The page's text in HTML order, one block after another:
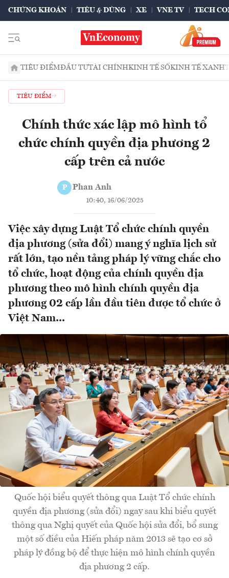
CHỨNG KHOÁN TIÊU & DÙNG XE VNE TV TECH
TIÊU ĐIỂMĐẦU TƯTÀI CHÍNHKINH TẾ SỐKINH TẾ XANH
TIÊU ĐIỂM
Chính thức xác lập mô hình tổ
chức chính quyền địa phương 2
cấp trên cả nước
P Phan Anh
10:40, 16/06/2025
Việc xây dựng Luật Tổ chức chính quyền
địa phương (sửa đổi) mang ý nghĩa lịch sử
rất lớn, tạo nền tảng pháp lý vững chắc cho
tổ chức, hoạt động của chính quyền địa
phương theo mô hình chính quyền địa
phương 02 cấp lần đầu tiên được tổ chức ở
Việt Nam...
Quốc hội biểu quyết thông qua Luật Tổ chức chính
quyền địa phương (sửa đổi) ngay sau khi biểu quyết
thông qua Nghị quyết của Quốc hội sửa đổi, bổ sung
một số điều của Hiến pháp năm 2013 sẽ tạo cơ sở
pháp lý đồng bộ để thực hiện mô hình chính quyền
địa phương 2 cấp.